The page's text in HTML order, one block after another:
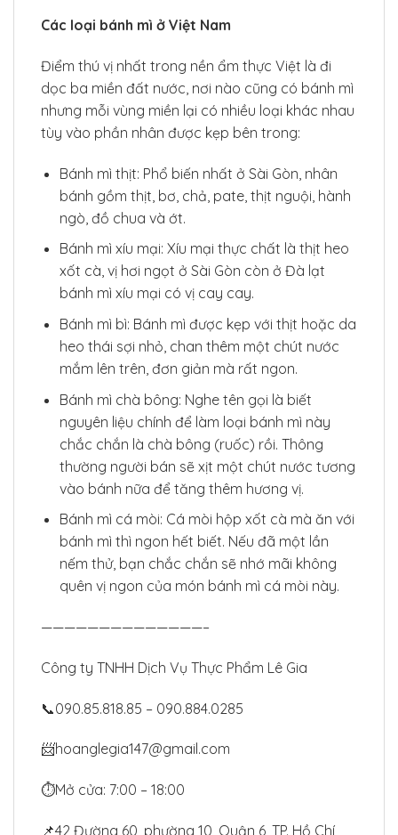
Các loại bánh mì ở Việt Nam
Điểm thú vị nhất trong nền ẩm thực Việt là đi
dọc ba miền đất nước, nơi nào cũng có bánh mì
nhưng mỗi vùng miền lại có nhiều loại khác nhau
tùy vào phần nhân được kẹp bên trong:
Bánh mì thịt: Phổ biến nhất ở Sài Gòn, nhân
bánh gồm thịt, bơ, chả, pate, thịt nguội, hành
ngò, đồ chua và ớt.
Bánh mì xíu mại: Xíu mại thực chất là thịt heo
xốt cà, vị hơi ngọt ở Sài Gòn còn ở Đà lạt
bánh mì xíu mại có vị cay cay.
Bánh mì bì: Bánh mì được kẹp với thịt hoặc da
heo thái sợi nhỏ, chan thêm một chút nước
mắm lên trên, đơn giản mà rất ngon.
Bánh mì chà bông: Nghe tên gọi là biết
nguyên liệu chính để làm loại bánh mì này
chắc chắn là chà bông (ruốc) rồi. Thông
thường người bán sẽ xịt một chút nước tương
vào bánh nữa để tăng thêm hương vị.
Bánh mì cá mòi: Cá mòi hộp xốt cà mà ăn với
bánh mì thì ngon hết biết. Nếu đã một lần
nếm thử, bạn chắc chắn sẽ nhớ mãi không
quên vị ngon của món bánh mì cá mòi này.
——————————————–
Công ty TNHH Dịch Vụ Thực Phẩm Lê Gia
📞090.85.818.85 – 090.884.0285
📨hoanglegia147@gmail.com
⏱Mở cửa: 7:00 – 18:00
📌42 Đường 60, phường 10, Quận 6, TP. Hồ Chí